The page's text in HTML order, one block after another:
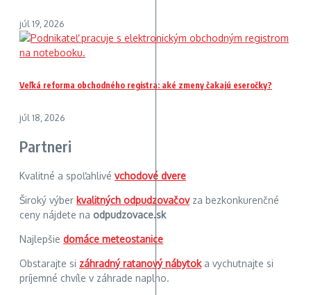
júl 19, 2026
Veľká reforma obchodného registra: aké zmeny čakajú eseročky?
júl 18, 2026
Partneri
Kvalitné a spoľahlivé vchodové dvere
Široký výber kvalitných odpudzovačovza bezkonkurenčné
ceny nájdete na odpudzovace.sk
Najlepšie domáce meteostanice
Obstarajte si záhradný ratanový nábytoka vychutnajte si
príjemné chvíle v záhrade naplno.